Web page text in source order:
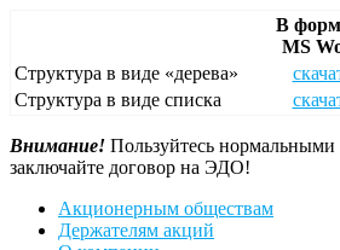
В
MS
Структура в виде «дерева»
Структура в виде списка
Внимание! Пользуйтесь
заключайте договор на ЭДО!
Акционерным обществам
Держателям акций